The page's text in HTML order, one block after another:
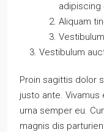
adipiscing
Aliquam
Vestibulum
Proin sagittis dolor
justo ante.
urna semper eu.
magnis dis